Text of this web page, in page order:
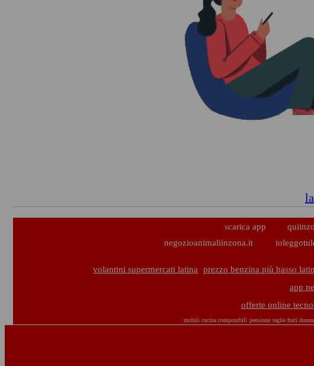
scarica app
negozioanimaliinzona.it
volantini supermercati latina prezzo benzina più basso
app
offerte online
mobili cucina componibili pensione taglie forti donna